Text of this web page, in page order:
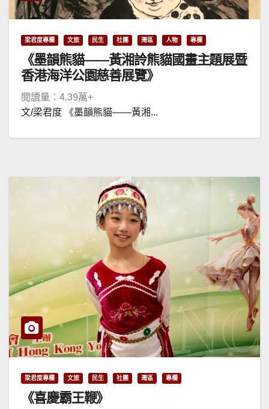
梁君度專欄 文旅 民生 社團 灣區 人物 專欄
《墨韻熊貓——黃湘詅熊貓國畫主題展暨
香港海洋公園慈善展覽》
閱讀量：4.39萬+
文/梁君度 《墨韻熊貓——黃湘...
梁君度專欄 文旅 民生 社團 灣區 專欄
《喜慶霸王鞭》